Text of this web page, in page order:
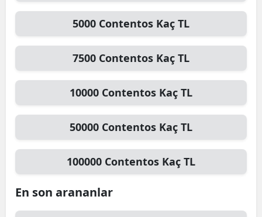
Gümüşhane
Hatay
Isparta
Mersin
İstanbul
İzmir
Kastamonu
5000 Contentos Kaç TL
7500 Contentos Kaç TL
10000 Contentos Kaç TL
50000 Contentos Kaç TL
100000 Contentos Kaç TL
En son arananlar